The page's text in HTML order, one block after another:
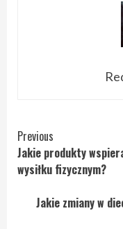
Continue
Reading
Previous
Jakie produkty
wysiłku fizycznym?
Jakie zmiany w